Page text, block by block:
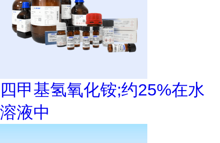
四甲基氢氧化铵;约25%在水
溶液中